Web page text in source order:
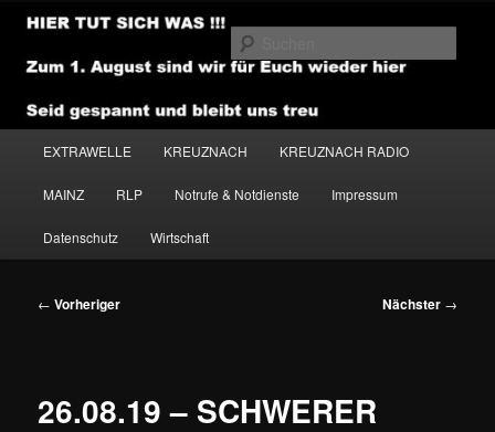
Zum
primären
Inhalt
NEWSHOUSE.MEDIA
EXTRAWELLE KREUZNACH KREUZNACH RADIO
MAINZ RLP Notrufe & Notdienste Impressum
Datenschutz Wirtschaft
Beitragsnavigation
← Vorheriger Nächster →
26.08.19 – SCHWERER